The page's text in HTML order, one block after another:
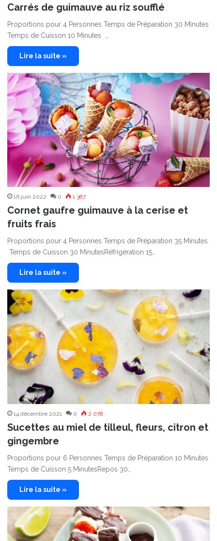
Carrés de guimauve au riz soufflé
Proportions pour 4 Personnes Temps de Préparation 30 Minutes
Temps de Cuisson 10 Minutes …
Lire la suite »
16 juin 2022 0 1 387
Cornet gaufre guimauve à la cerise et
fruits frais
Proportions pour 4 Personnes Temps de Préparation 35 Minutes
Temps de Cuisson 30 MinutesRéfrigération 15…
Lire la suite »
14 décembre 2021 0 2 078
Sucettes au miel de tilleul, fleurs, citron et
gingembre
Proportions pour 6 Personnes Temps de Préparation 10 Minutes
Temps de Cuisson 5 MinutesRepos 30…
Lire la suite »